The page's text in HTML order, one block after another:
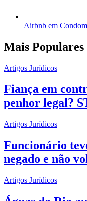
Airbnb em
Mais Populares
Artigos Jurídicos
Fiança em
penhor legal?
Artigos Jurídicos
Funcionário
negado e não
Artigos Jurídicos